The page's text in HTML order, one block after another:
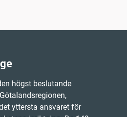
högst beslutande
yttersta ansvaret för